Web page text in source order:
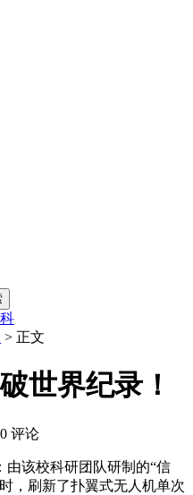
> 正文
世界纪录！
0 评论
由该校科研团队研制的“信
，刷新了扑翼式无人机单次